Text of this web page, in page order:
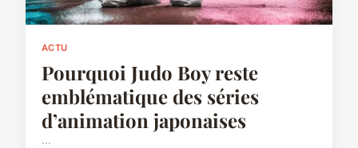
ACTU
Pourquoi Judo Boy reste
emblématique des séries
d’animation japonaises
...